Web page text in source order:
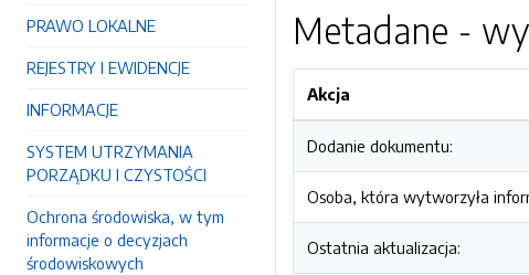
PRAWO LOKALNE
REJESTRY I EWIDENCJE
INFORMACJE
SYSTEM UTRZYMANIA
PORZĄDKU I CZYSTOŚCI
Ochrona środowiska, w tym
informacje o decyzjach
środowiskowych
Metadane -
Akcja
Dodanie dokumentu:
Osoba, która wytworzyła
Ostatnia aktualizacja: